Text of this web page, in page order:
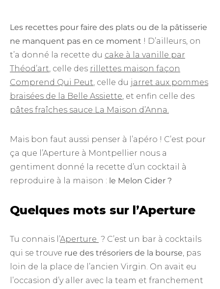
Les recettes pour faire des plats ou de la pâtisserie
ne manquent pas en ce moment ! D’ailleurs, on
t’a donné la recette du cake à la vanille par
Théod’art, celle des rillettes maison façon
Comprend Qui Peut, celle du jarret aux pommes
braisées de la Belle Assiette, et enfin celle des
pâtes fraîches sauce La Maison d’Anna.
Mais bon faut aussi penser à l’apéro ! C’est pour
ça que l’Aperture à Montpellier nous a
gentiment donné la recette d’un cocktail à
reproduire à la maison : le Melon Cider ?
Quelques mots sur l’Aperture
Tu connais l’Aperture ? C’est un bar à cocktails
qui se trouve rue des trésoriers de la bourse, pas
loin de la place de l’ancien Virgin. On avait eu
l’occasion d’y aller avec la team et franchement